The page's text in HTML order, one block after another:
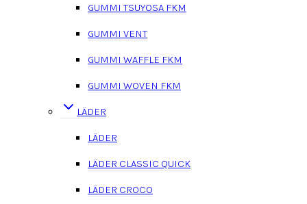
GUMMI TSUYOSA FKM
GUMMI VENT
GUMMI WAFFLE FKM
GUMMI WOVEN FKM
LÄDER
LÄDER
LÄDER CLASSIC QUICK
LÄDER CROCO